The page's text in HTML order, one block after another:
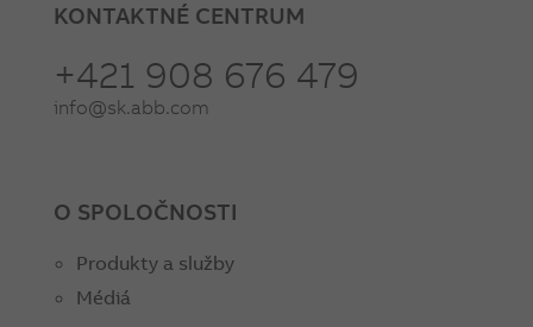
KONTAKTNÉ CENTRUM
+421 908 676 479
info@sk.abb.com
O SPOLOČNOSTI
Produkty a služby
Médiá